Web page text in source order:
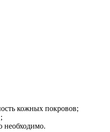
кожных покровов;
необходимо.